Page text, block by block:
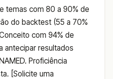
temas com 80 a 90% de
do backtest (55 a 70%
com 94% de
antecipar resultados
Proficiência
[Solicite uma